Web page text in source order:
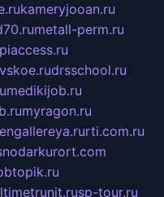
kameryjooan.ru
metall-perm.ru
drsschool.ru
medikijob.ru
myragon.ru
rti.com.ru
sp-tour.ru